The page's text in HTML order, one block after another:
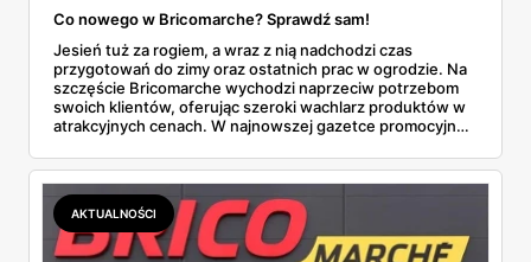
Co nowego w Bricomarche? Sprawdź sam!
Jesień tuż za rogiem, a wraz z nią nadchodzi czas
przygotowań do zimy oraz ostatnich prac w ogrodzie. Na
szczęście Bricomarche wychodzi naprzeciw potrzebom
swoich klientów, oferując szeroki wachlarz produktów w
atrakcyjnych cenach. W najnowszej gazetce promocyjnej,
znajdziemy zarówno narzędzia i materiały budowlane, jak i
artykuły ogrodnicze, a nawet produkty dla zwierząt.
Przyjrzyjmy się bliżej, co tym razem przygotował dla nas
Bricomarche.
AKTUALNOŚCI